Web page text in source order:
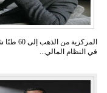
في النظام المالي...